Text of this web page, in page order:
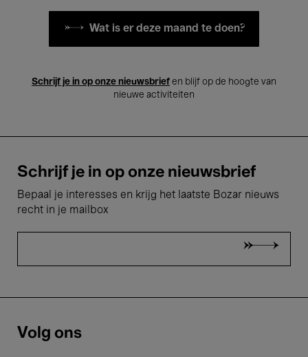
Wat is er deze maand te doen?
Schrijf je in op onze nieuwsbrief en blijf op de hoogte van
nieuwe activiteiten
Schrijf je in op onze nieuwsbrief
Bepaal je interesses en krijg het laatste Bozar nieuws
recht in je mailbox
Volg ons